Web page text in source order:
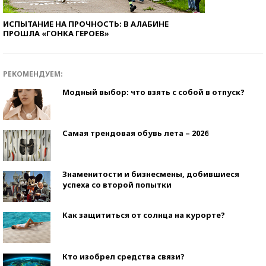
ИСПЫТАНИЕ НА ПРОЧНОСТЬ: В АЛАБИНЕ
ПРОШЛА «ГОНКА ГЕРОЕВ»
РЕКОМЕНДУЕМ:
Модный выбор: что взять с собой в отпуск?
Самая трендовая обувь лета – 2026
Знаменитости и бизнесмены, добившиеся
успеха со второй попытки
Как защититься от солнца на курорте?
Кто изобрел средства связи?